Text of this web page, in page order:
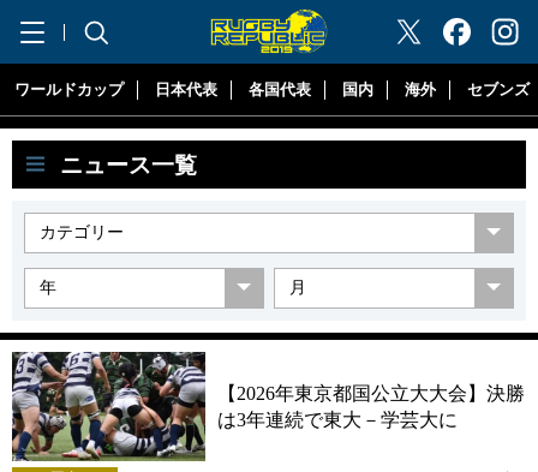
"ラグビーリパブリック"
ワールドカップ 日本代表 各国代表 国内 海外 セブンズ
ニュース一覧
【2026年東京都国公立大大会】決勝
は3年連続で東大－学芸大に